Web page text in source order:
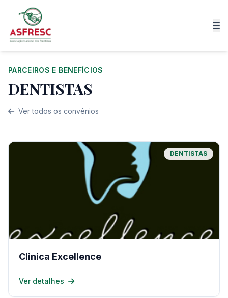
PARCEIROS E BENEFÍCIOS
DENTISTAS
Ver todos os convênios
DENTISTAS
Clinica Excellence
Ver detalhes